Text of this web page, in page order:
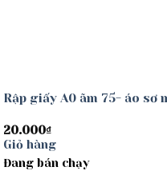
Rập giấy A0 ãm 75- áo sơ
20.000₫
Giỏ hàng
Đang bán chạy